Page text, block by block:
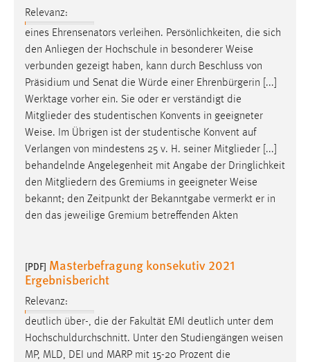
Relevanz:
eines Ehrensenators verleihen. Persönlichkeiten, die sich
den Anliegen der Hochschule in besonderer Weise
verbunden gezeigt haben, kann durch Beschluss von
Präsidium und Senat die Würde einer Ehrenbürgerin [...]
Werktage vorher ein. Sie oder er verständigt die
Mitglieder des studentischen Konvents in geeigneter
Weise. Im Übrigen ist der studentische Konvent auf
Verlangen von mindestens 25 v. H. seiner Mitglieder [...]
behandelnde Angelegenheit mit Angabe der Dringlichkeit
den Mitgliedern des Gremiums in geeigneter Weise
bekannt; den Zeitpunkt der Bekanntgabe vermerkt er in
den das jeweilige Gremium betreffenden Akten
[PDF] Masterbefragung konsekutiv 2021
Ergebnisbericht
Relevanz:
deutlich über-, die der Fakultät EMI deutlich unter dem
Hochschuldurchschnitt. Unter den Studiengängen weisen
MP, MLD, DEI und MARP mit 15-20 Prozent die
Conversion-Tracking
Cookie Laufzeit:
3 Monate
Facebook Pixel
Name:
_fbp
Anbieter:
Facebook
Zweck:
Conversion-Tracking
3 Monate
EXTERNE MEDIEN
Um Inhalte von Videoplattformen und Social Media
Plattformen anzeigen zu können, werden von diesen